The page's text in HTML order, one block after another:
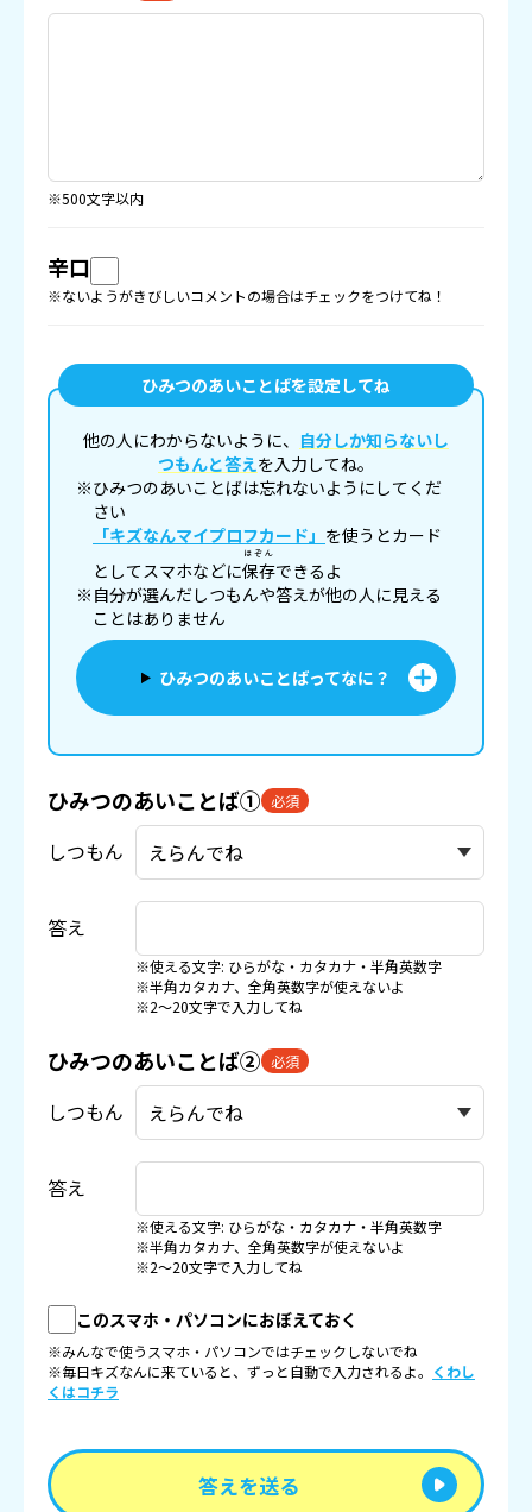
※500文字以内
辛口
※ないようがきびしいコメントの場合はチェックをつけてね！
ひみつのあいことばを設定してね
他の人にわからないように、 自分しか知らないし
つもんと答えを入力してね。
※ひみつのあいことばは忘れないようにしてくだ
さい
「キズなんマイプロフカード」 を使うとカード
としてスマホなどに保存
ほぞん
できるよ
※自分が選んだしつもんや答えが他の人に見える
ことはありません
ひみつのあいことばってなに？
ひみつのあいことば① 必須
しつもん
答え
※使える文字: ひらがな・カタカナ・半角英数字
※半角カタカナ、全角英数字が使えないよ
※2〜20文字で入力してね
ひみつのあいことば② 必須
しつもん
答え
※使える文字: ひらがな・カタカナ・半角英数字
※半角カタカナ、全角英数字が使えないよ
※2〜20文字で入力してね
このスマホ・パソコンにおぼえておく
※みんなで使うスマホ・パソコンではチェックしないでね
※毎日キズなんに来ていると、ずっと自動で入力されるよ。 くわし
くはコチラ
答えを送る